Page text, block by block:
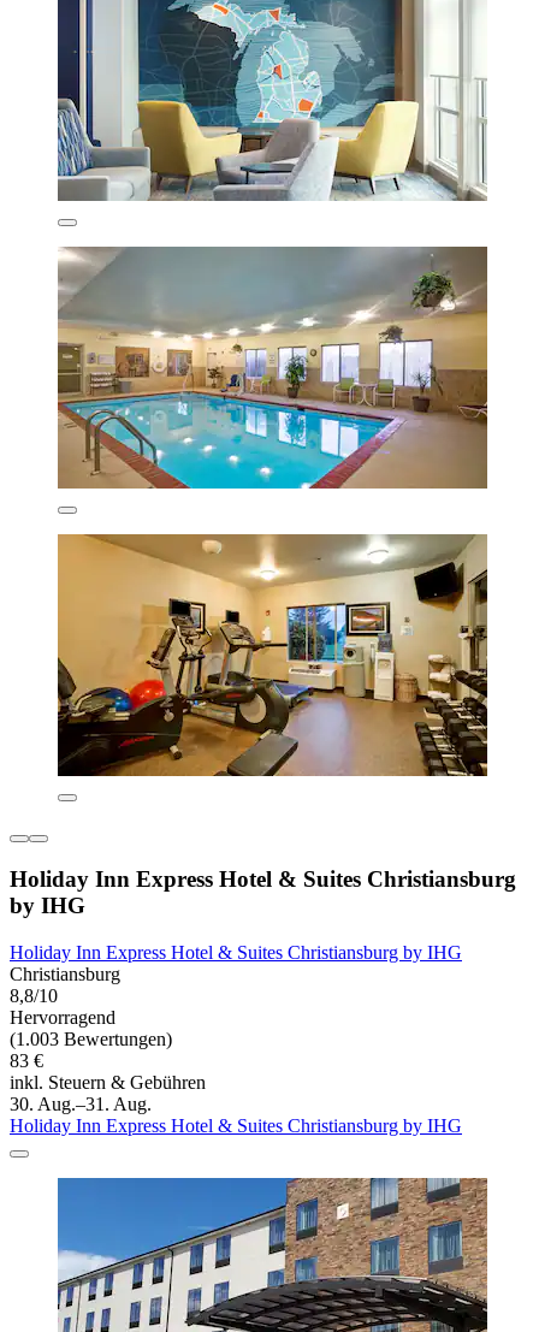
Holiday Inn Express Hotel & Suites Christiansburg
by IHG
Holiday Inn Express Hotel & Suites Christiansburg by IHG
Christiansburg
8,8/10
Hervorragend
(1.003 Bewertungen)
83 €
inkl. Steuern & Gebühren
30. Aug.–31. Aug.
Holiday Inn Express Hotel & Suites Christiansburg by IHG